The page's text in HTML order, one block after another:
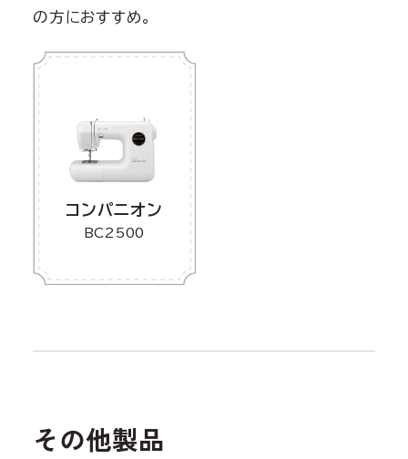
の方におすすめ。
コンパニオン
BC2500
その他製品